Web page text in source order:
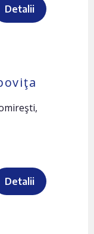
Detalii
Detalii